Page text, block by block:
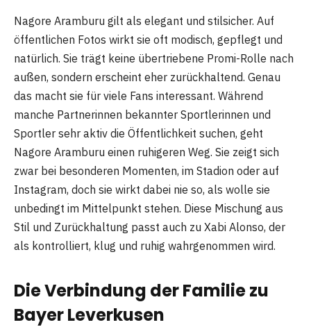
Nagore Aramburu gilt als elegant und stilsicher. Auf
öffentlichen Fotos wirkt sie oft modisch, gepflegt und
natürlich. Sie trägt keine übertriebene Promi-Rolle nach
außen, sondern erscheint eher zurückhaltend. Genau
das macht sie für viele Fans interessant. Während
manche Partnerinnen bekannter Sportlerinnen und
Sportler sehr aktiv die Öffentlichkeit suchen, geht
Nagore Aramburu einen ruhigeren Weg. Sie zeigt sich
zwar bei besonderen Momenten, im Stadion oder auf
Instagram, doch sie wirkt dabei nie so, als wolle sie
unbedingt im Mittelpunkt stehen. Diese Mischung aus
Stil und Zurückhaltung passt auch zu Xabi Alonso, der
als kontrolliert, klug und ruhig wahrgenommen wird.
Die Verbindung der Familie zu
Bayer Leverkusen